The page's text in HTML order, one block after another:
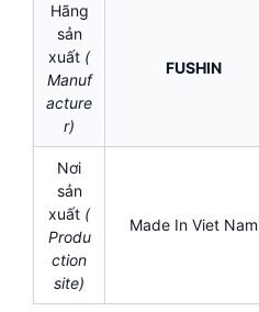
Hãng
sản
xuất (
Manuf
acture
r)
FUSHIN
Nơi
sản
xuất (
Produ
ction
site)
Made In Viet Nam